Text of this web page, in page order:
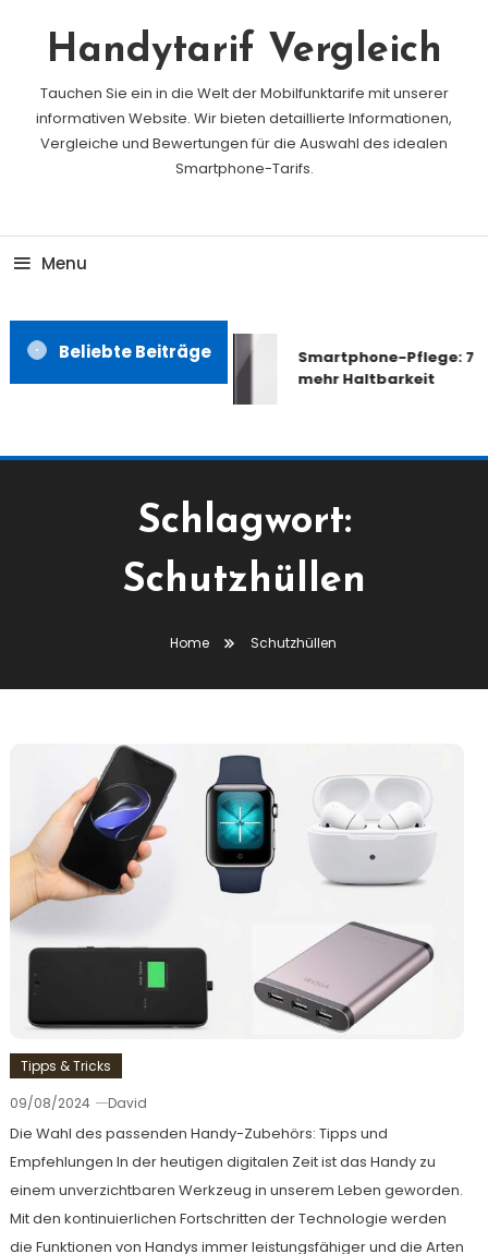
Handytarif Vergleich
Tauchen Sie ein in die Welt der Mobilfunktarife mit unserer
informativen Website. Wir bieten detaillierte Informationen,
Vergleiche und Bewertungen für die Auswahl des idealen
Smartphone-Tarifs.
Menu
Beliebte Beiträge
Smartphone-Pflege: 7
mehr Haltbarkeit
Schlagwort:
Schutzhüllen
Home Schutzhüllen
Tipps & Tricks
09/08/2024
David
Die Wahl des passenden Handy-Zubehörs: Tipps und
Empfehlungen In der heutigen digitalen Zeit ist das Handy zu
einem unverzichtbaren Werkzeug in unserem Leben geworden.
Mit den kontinuierlichen Fortschritten der Technologie werden
die Funktionen von Handys immer leistungsfähiger und die Arten